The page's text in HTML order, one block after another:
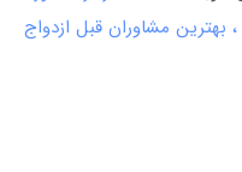
بهترین مشاوران قبل ازدواج